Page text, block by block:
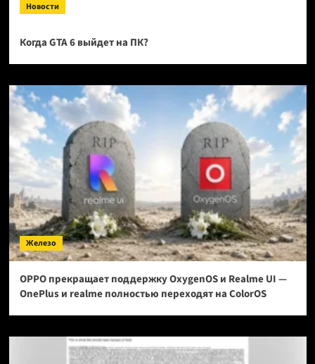
Новости
Когда GTA 6 выйдет на ПК?
Железо
OPPO прекращает поддержку OxygenOS и Realme UI —
OnePlus и realme полностью переходят на ColorOS